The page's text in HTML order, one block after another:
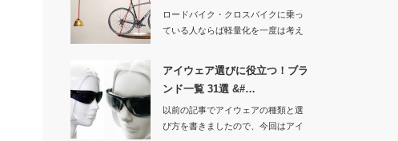
ロードバイク・クロスバイクに乗っ
ている人ならば軽量化を一度は考え
アイウェア選びに役立つ！ブラ
ンド一覧 31選 &#…
以前の記事でアイウェアの種類と選
び方を書きましたので、今回はアイ